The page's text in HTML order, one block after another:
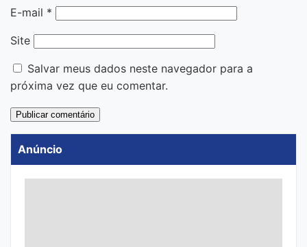
E-mail *
Site
Salvar meus dados neste navegador para a
próxima vez que eu comentar.
Anúncio